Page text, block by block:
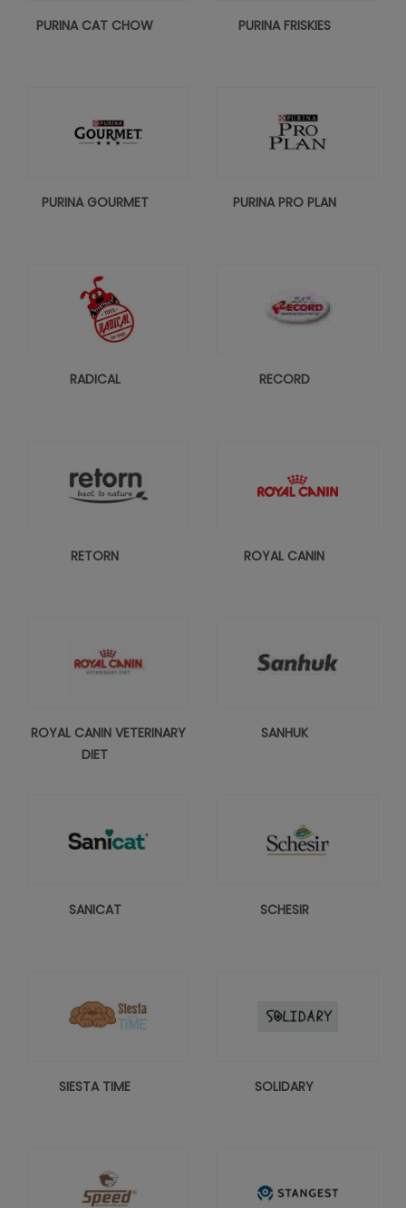
PURINA CAT CHOW PURINA FRISKIES
PURINA GOURMET PURINA PRO PLAN
RADICAL RECORD
RETORN ROYAL CANIN
ROYAL CANIN VETERINARY
DIET
SANHUK
SANICAT SCHESIR
SIESTA TIME SOLIDARY